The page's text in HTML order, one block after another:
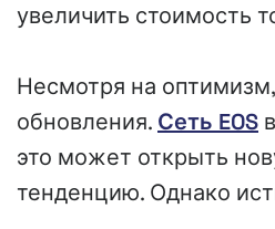
увеличить стоимость
Несмотря на
обновления. Сеть EOS
это может открыть
тенденцию. Однако